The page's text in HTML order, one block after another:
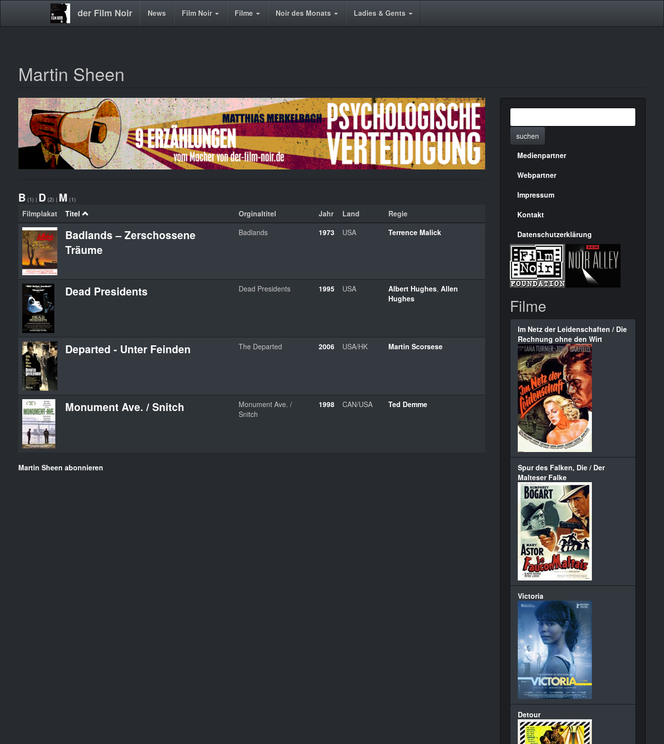
Direkt
der Film Noir
Main News Film Noir Filme Noir des Monats Ladies & Gents
Martin Sheen
B (1) | D (2) | M (1)
Filmplakat Titel Orginaltitel Jahr Land Regie
Badlands – Zerschossene
Träume
Badlands 1973 USA Terrence Malick
Dead Presidents Dead Presidents 1995 USA Albert Hughes, Allen
Hughes
Departed - Unter Feinden The Departed 2006 USA/HK Martin Scorsese
Monument Ave. / Snitch
Monument Ave. /
Snitch
1998 CAN/USA Ted Demme
Martin Sheen abonnieren
suchen
Menülinks
rechte
Seite
Medienpartner
Webpartner
Impressum
Kontakt
Datenschutzerklärung
Filme
Im Netz der Leidenschaften / Die
Rechnung ohne den Wirt
Spur des Falken, Die / Der
Malteser Falke
Victoria
Detour